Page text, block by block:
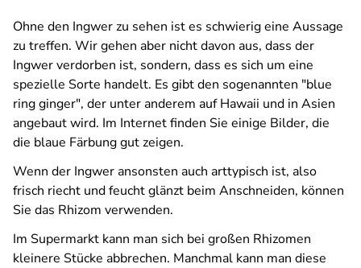
Ohne den Ingwer zu sehen ist es schwierig eine Aussage
zu treffen. Wir gehen aber nicht davon aus, dass der
Ingwer verdorben ist, sondern, dass es sich um eine
spezielle Sorte handelt. Es gibt den sogenannten "blue
ring ginger", der unter anderem auf Hawaii und in Asien
angebaut wird. Im Internet finden Sie einige Bilder, die
die blaue Färbung gut zeigen.
Wenn der Ingwer ansonsten auch arttypisch ist, also
frisch riecht und feucht glänzt beim Anschneiden, können
Sie das Rhizom verwenden.
Im Supermarkt kann man sich bei großen Rhizomen
kleinere Stücke abbrechen. Manchmal kann man diese